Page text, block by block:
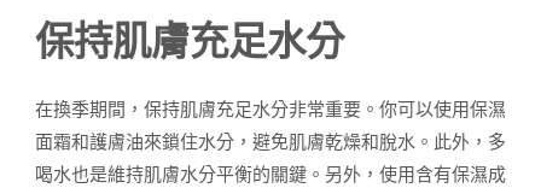
保持肌膚充足水分
在換季期間，保持肌膚充足水分非常重要。你可以使用保濕
面霜和護膚油來鎖住水分，避免肌膚乾燥和脫水。此外，多
喝水也是維持肌膚水分平衡的關鍵。另外，使用含有保濕成